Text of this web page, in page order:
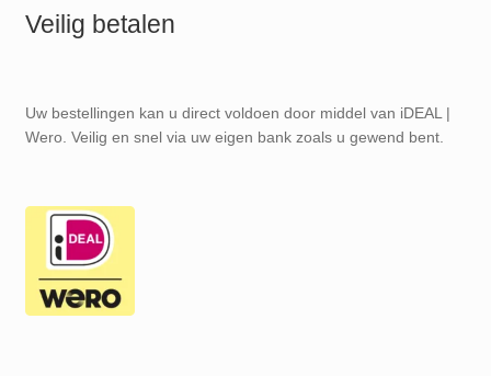
Veilig betalen
Uw bestellingen kan u direct voldoen door middel van iDEAL |
Wero. Veilig en snel via uw eigen bank zoals u gewend bent.